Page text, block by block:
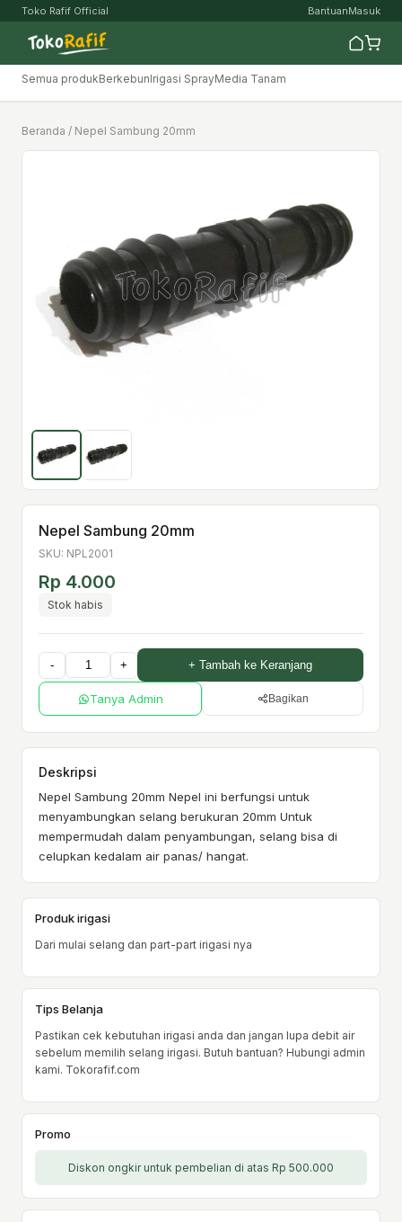
Toko Rafif Official BantuanMasuk
Semua produkBerkebunIrigasi SprayMedia Tanam
Beranda / Nepel Sambung 20mm
Nepel Sambung 20mm
SKU: NPL2001
Rp 4.000
Stok habis
- + + Tambah ke Keranjang
Tanya Admin Bagikan
Deskripsi
Nepel Sambung 20mm Nepel ini berfungsi untuk
menyambungkan selang berukuran 20mm Untuk
mempermudah dalam penyambungan, selang bisa di
celupkan kedalam air panas/ hangat.
Produk irigasi
Dari mulai selang dan part-part irigasi nya
Tips Belanja
Pastikan cek kebutuhan irigasi anda dan jangan lupa debit air
sebelum memilih selang irigasi. Butuh bantuan? Hubungi admin
kami. Tokorafif.com
Promo
Diskon ongkir untuk pembelian di atas Rp 500.000